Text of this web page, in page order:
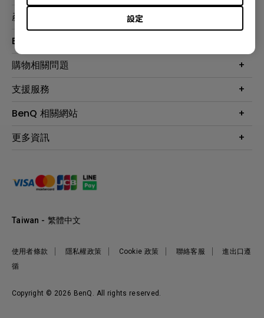
設定
產品
顯示器
投影機
智慧照明
專業拍物視訊鏡頭
BenQ 商店
最新產品與活動
尋找銷售據點
會員綁定LINE教學
購物相關問題
第一次購物就上手
延長保固購買
贈品兌換網站首頁
支援服務
服務公告
保固條例
手冊與軟體下載
產品常見問題
BenQ 相關網站
專業商用解決方案
BenQ 大娛樂家
更多資訊
永續發展
產品碳足跡報告
明基基金會
Copyright © 2026 BenQ. All rights reserved.
使用者條款 隱私權政策 Cookie 政策 聯絡客服
進出口遵
循
Taiwan - 繁體中文